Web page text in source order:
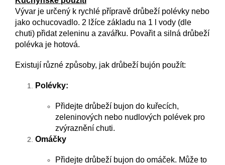
Vývar je určený k rychlé přípravě drůbeží polévky nebo
jako ochucovadlo. 2 lžíce základu na 1 l vody (dle
chuti) přidat zeleninu a zavářku. Povařit a silná drůbeží
polévka je hotová.
Existují různé způsoby, jak drůbeží bujón použít:
Polévky:
Přidejte drůbeží bujon do kuřecích,
zeleninových nebo nudlových polévek pro
zvýraznění chuti.
Omáčky
Přidejte drůbeží bujon do omáček. Může to